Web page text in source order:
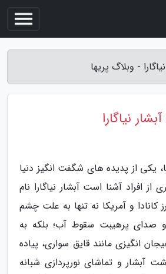
- وبلاگ پریها
نیاگارا
یکی از پدیده های شگفت انگیز دنیا
از افراد آشنا است آبشار نیاگارا نام
کانادا و آمریکا نه تنها به علت چشم
صدای پرهیبت سقوط آب؛ بلکه به
انگیزی مانند قایق سواری، پیاده
آبشار و تماشای نورپردازی شبانه